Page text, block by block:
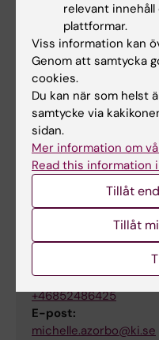
Petra
IKT-Pedagog
Telefon:
+46852486033
E-post:
petra.hellbom@ki.se
Telefon:
+46852486425
E-post:
michelle.azorbo@ki.se
relevant
plattformar.
Viss information kan
Genom att samtycka
cookies.
Du kan när som helst
samtycke via
sidan.
Mer information om
Read this information
Tillåt
Tillåt